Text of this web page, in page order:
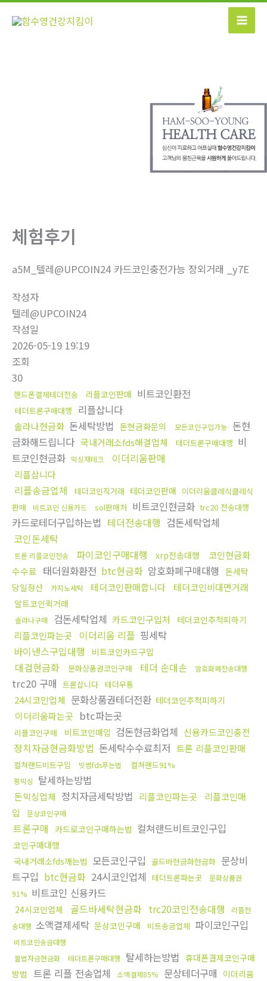
콘
체험후기
a5M_텔레@UPCOIN24 카드코인충전가능 장외거래 _y7E
작성자
텔레@UPCOIN24
작성일
2026-05-19 19:19
조회
30
핸드폰결제테더전송 리플코인판매 비트코인환전
테더트론구매대행 리플삽니다
솔라나현금화 돈세탁방법 돈현금화문의 모든코인구입가능 돈현
금화해드립니다 국내거래소fds해결업체 테더트론구매대행 비
트코인현금화 믹싱재테크 이더리움판매
리플삽니다
리플송금업체 테더코인직거래 테더코인판매 이더리움클레식클레식
판매
비트코인 신용카드 sol판매처 비트코인현금화 trc20 전송대행
카드로테더구입하는법 테더전송대행 검돈세탁업체
코인돈세탁
트론 리플코인전송 파이코인구매대행 xrp전송대행
코인현금화
수수료 태더원화환전 btc현금화 암호화폐구매대행 돈세탁
당일정산
카지노세탁 테더코인판매합니다 테더코인비대면거래
알트코인퀵거래
솔라나구매 검돈세탁업체 카드코인구입처 테더코인추척피하기
리플코인파는곳 이더리움 리플 핑세탁
바이낸스구입대행
비트코인카드구입
대검현금화 문화상품권코인구매 테더 손대손 암호화폐전송대행
trc20 구매 트론삽니다 테더무통
24시코인업체 문화상품권테더전환 테더코인추척피하기
이더리움파는곳 btc파는곳
리플코인구매 비트코인매입 검돈현금화업체 신용카드코인충전
정치자금현금화방법 돈세탁수수료최저 트론 리플코인판매
컬쳐랜드비트구입 빗썸fds푸는법 컬쳐랜드91%
핑믹싱 탈세하는방법
돈믹싱업체 정치자금세탁방법 리플코인파는곳
리플코인매
입
문상코인구매
트론구매 카드로코인구매하는법 컬쳐랜드비트코인구입
코인구매대행
국내거래소fds깨는법 모든코인구입 골드바현금화현금화 문상비
트구입 btc현금화 24시코인업체 테더트론파는곳
문화상품권
91% 비트코인 신용카드
24시코인업체 골드바세탁현금화 trc20코인전송대행
리플전
송대행 소액결제세탁 문상코인구매 비트송금업체 파이코인구입
비트코인송금대행
불법자금현금화
테더트론구매대행 탈세하는방법 휴대폰결제코인구매
방법
트론 리플 전송업체 소액결제85% 문상테더구매 이더리움